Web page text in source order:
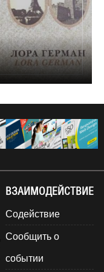
ВЗАИМОДЕЙСТВИЕ
Содействие
Сообщить о
событии